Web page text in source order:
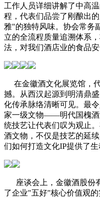
工作人员详细讲解了中高
程，代表们品尝了刚酿出
雅"的独特风味。协会常务
立的全流程质量追溯体系
法，对我们酒店业的食品
在金徽酒文化展览馆，
撼。从西汉起源到明清鼎
化传承脉络清晰可见。最
家一级文物——明代国槐酒
统技艺让代表们叹为观止
酒文物，不仅是技艺的延
们如何打造文化IP提供了
座谈会上，金徽酒股份
了企业"五好"核心价值观